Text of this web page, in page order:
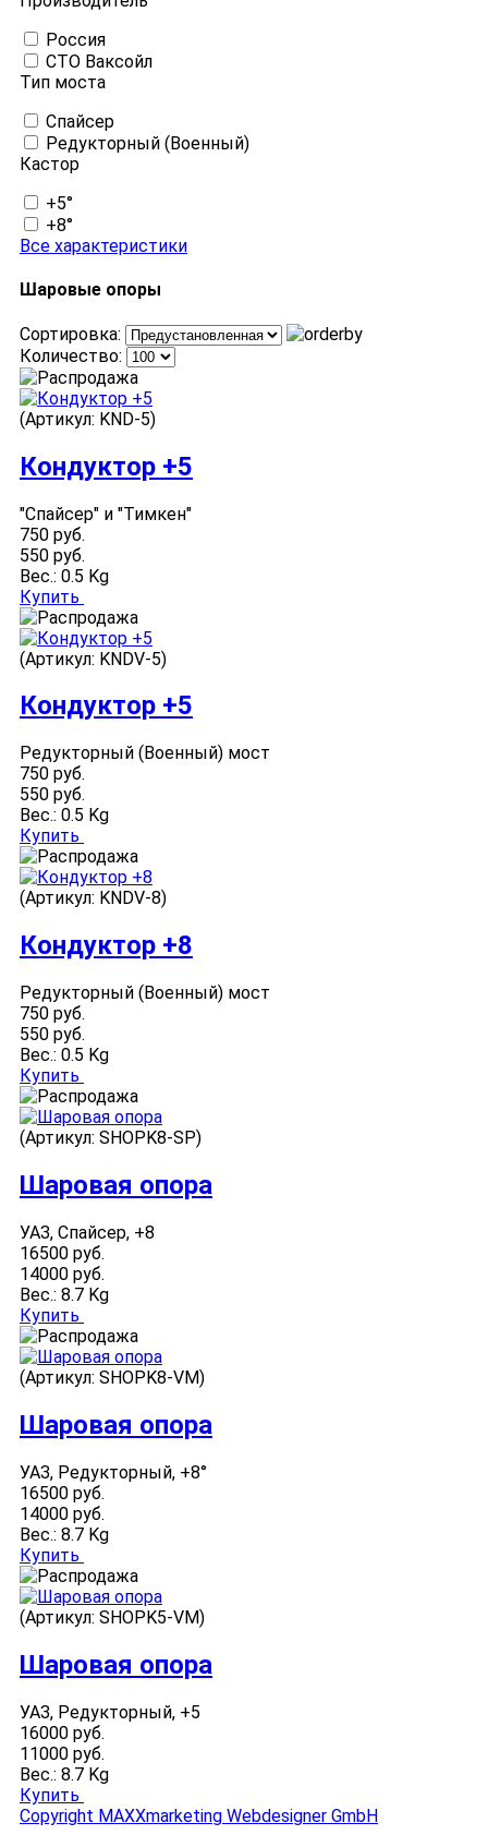
Россия
СТО Ваксойл
Тип моста
Спайсер
Редукторный (Военный)
Кастор
+5°
+8°
Все характеристики
Шаровые опоры
Сортировка:
Количество:
(Артикул: KND-5)
Кондуктор +5
"Спайсер" и "Тимкен"
750 руб.
550 руб.
Вес.: 0.5 Kg
Купить
(Артикул: KNDV-5)
Кондуктор +5
Редукторный (Военный) мост
750 руб.
550 руб.
Вес.: 0.5 Kg
Купить
(Артикул: KNDV-8)
Кондуктор +8
Редукторный (Военный) мост
750 руб.
550 руб.
Вес.: 0.5 Kg
Купить
(Артикул: SHOPK8-SP)
Шаровая опора
УАЗ, Спайсер, +8
16500 руб.
14000 руб.
Вес.: 8.7 Kg
Купить
(Артикул: SHOPK8-VM)
Шаровая опора
УАЗ, Редукторный, +8°
16500 руб.
14000 руб.
Вес.: 8.7 Kg
Купить
(Артикул: SHOPK5-VM)
Шаровая опора
УАЗ, Редукторный, +5
16000 руб.
11000 руб.
Вес.: 8.7 Kg
Купить
Copyright MAXXmarketing Webdesigner GmbH